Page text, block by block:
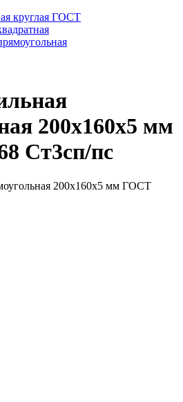
круглая ГОСТ
200x160x5 мм
Ст3сп/пс